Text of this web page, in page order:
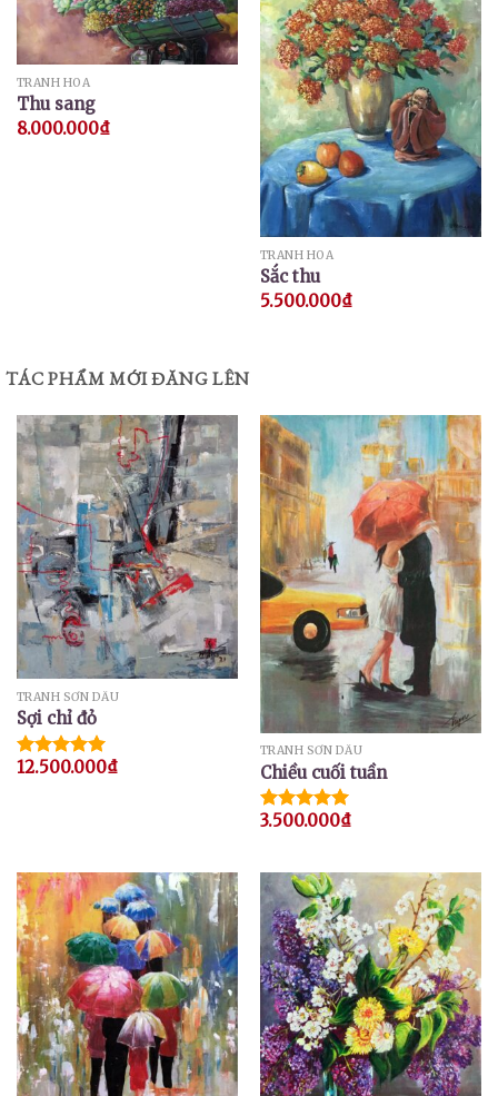
TRANH HOA
Thu sang
8.000.000₫
TRANH HOA
Sắc thu
5.500.000₫
TÁC PHẨM MỚI ĐĂNG LÊN
TRANH SƠN DẦU
Sợi chỉ đỏ
Được xếp
12.500.000₫
TRANH SƠN DẦU
Chiều cuối tuần
Được xếp
3.500.000₫